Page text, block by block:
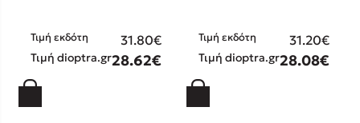
Sebastian Fitzek
Freida McFadden
Κατρίνα Τσάνταλη
Τιμή εκδότη 31.80€
Τιμή dioptra.gr28.62€
Τιμή εκδότη 31.20€
Τιμή dioptra.gr28.08€